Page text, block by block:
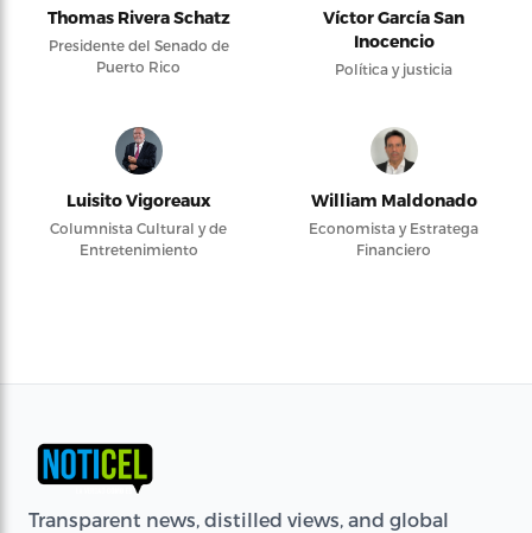
Thomas Rivera Schatz
Presidente del Senado de
Puerto Rico
Víctor García San
Inocencio
Política y justicia
Luisito Vigoreaux
Columnista Cultural y de
Entretenimiento
William Maldonado
Economista y Estratega
Financiero
Transparent news, distilled views, and global